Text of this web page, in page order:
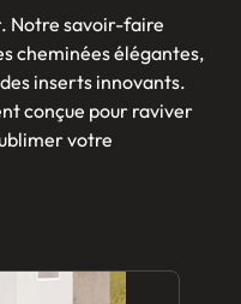
Notre savoir-faire
cheminées élégantes,
inserts innovants.
conçue pour raviver
votre